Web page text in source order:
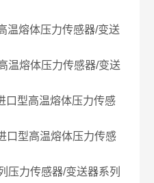
温熔体压力传感器/变送
温熔体压力传感器/变送
口型高温熔体压力传感
口型高温熔体压力传感
压力传感器/变送器系列